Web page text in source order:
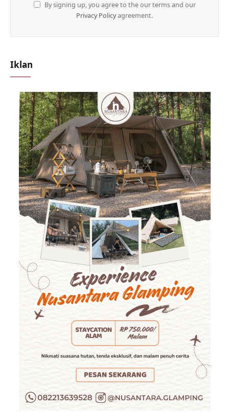
By signing up, you agree to the our terms and our
Privacy Policyagreement.
Iklan